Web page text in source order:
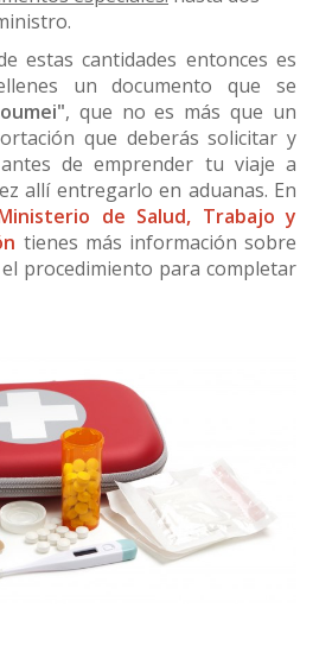
estas cantidades entonces es
un documento que se
, que no es más que un
que deberás solicitar y
de emprender tu viaje a
allí entregarlo en aduanas. En
de Salud, Trabajo y
tienes más información sobre
procedimiento para completar